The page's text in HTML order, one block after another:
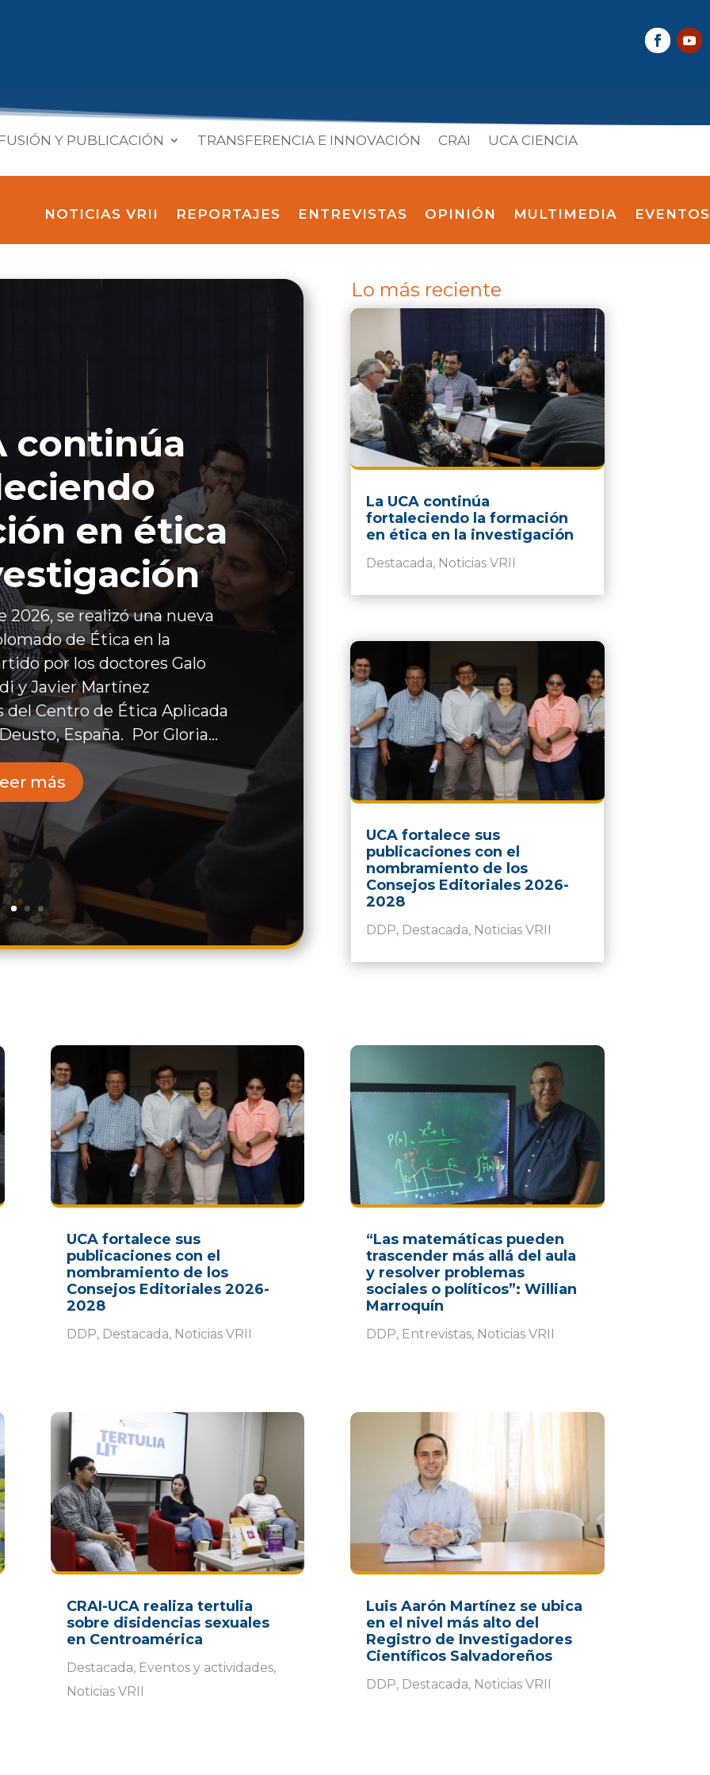
Y PUBLICACIÓN TRANSFERENCIA E INNOVACIÓN CRAI UCA CIENCIA
NOTICIAS VRII REPORTAJES ENTREVISTAS OPINIÓN MULTIMEDIA EVENTOS
continúa
en ética
2026, se realizó una nueva
de Ética en la
por los doctores Galo
y Javier Martínez
del Centro de Ética Aplicada
España. Por Gloria...
más
Lo más reciente
La UCA continúa
fortaleciendo la formación
en ética en la investigación
Destacada, Noticias VRII
UCA fortalece sus
publicaciones con el
nombramiento de los
Consejos Editoriales 2026-
2028
DDP, Destacada, Noticias VRII
UCA fortalece sus
publicaciones con el
nombramiento de los
Consejos Editoriales 2026-
2028
DDP, Destacada, Noticias VRII
CRAI-UCA realiza tertulia
sobre disidencias sexuales
en Centroamérica
Destacada, Eventos y actividades,
Noticias VRII
“Las matemáticas pueden
trascender más allá del aula
y resolver problemas
sociales o políticos”: Willian
Marroquín
DDP, Entrevistas, Noticias VRII
Luis Aarón Martínez se ubica
en el nivel más alto del
Registro de Investigadores
Científicos Salvadoreños
DDP, Destacada, Noticias VRII